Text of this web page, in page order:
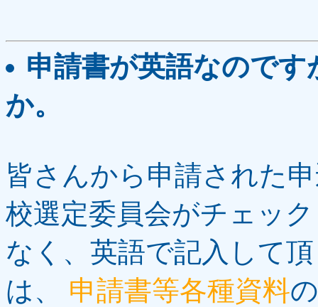
申請書が英語なので
か。
皆さんから申請された
校選定委員会がチェッ
なく、英語で記入して
は、 申請書等各種資料